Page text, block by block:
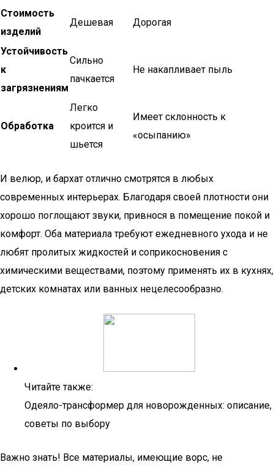
Стоимость
изделий
Дешевая Дорогая
Устойчивость
к
загрязнениям
Сильно
пачкается
Не накапливает пыль
Обработка
Легко
кроится и
шьется
Имеет склонность к
«осыпанию»
И велюр, и бархат отлично смотрятся в любых
современных интерьерах. Благодаря своей плотности они
хорошо поглощают звуки, привнося в помещение покой и
комфорт. Оба материала требуют ежедневного ухода и не
любят пролитых жидкостей и соприкосновения с
химическими веществами, поэтому применять их в кухнях,
детских комнатах или ванных нецелесообразно.
Читайте также:
Одеяло-трансформер для новорожденных: описание,
советы по выбору
Важно знать! Все материалы, имеющие ворс, не